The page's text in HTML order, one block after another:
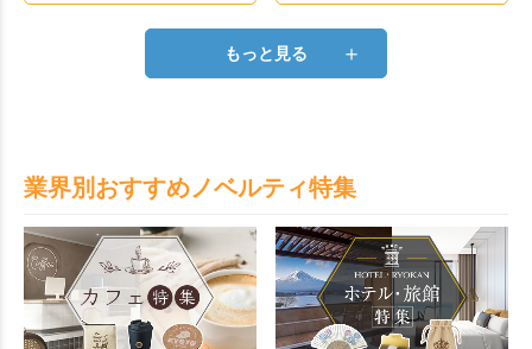
もっと見る ＋
業界別おすすめノベルティ特集